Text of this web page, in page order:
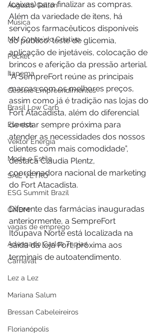
Augusto Gallon
Música
MM Conteúdo Criativo
Pocket
Itapema
Gessele Empreendimentos
Brasil Low Carb
Eventos
Vektor Energia
Moda e Estilo
SAIE VETRO
ESG Summit Brazil
ONDM
vagas de emprego
Advogado Carlos Tapias
Carnaval
Lez a Lez
Mariana Salum
Bressan Cabeleireiros
Florianópolis
(caixas) para finalizar as compras.
Além da variedade de itens, há
serviços farmacêuticos disponíveis
ao público: teste de glicemia,
aplicação de injetáveis, colocação de
brincos e aferição da pressão arterial.
“A SempreFort reúne as principais
marcas com os melhores preços,
assim como já é tradição nas lojas do
Fort Atacadista, além do diferencial
de estar sempre próxima para
atender as necessidades dos nossos
clientes com mais comodidade”,
destaca Cláudia Plentz,
coordenadora nacional de marketing
do Fort Atacadista.
Diferente das farmácias inauguradas
anteriormente, a SempreFort
Itoupava Norte está localizada na
saída da loja Fort, próxima aos
terminais de autoatendimento.